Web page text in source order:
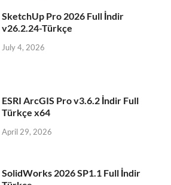
SketchUp Pro 2026 Full İndir
v26.2.24-Türkçe
July 4, 2026
ESRI ArcGIS Pro v3.6.2 İndir Full
Türkçe x64
April 29, 2026
SolidWorks 2026 SP1.1 Full İndir